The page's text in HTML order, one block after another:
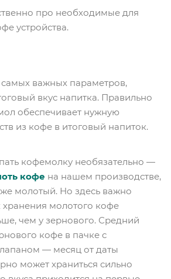
про необходимые для
устройства.
важных параметров,
вкус напитка. Правильно
обеспечивает нужную
из кофе в итоговый напиток.
кофемолку необязательно —
кофе на нашем производстве,
молотый. Но здесь важно
хранения молотого кофе
чем у зернового. Средний
кофе в пачке с
— месяц от даты
может храниться сильно